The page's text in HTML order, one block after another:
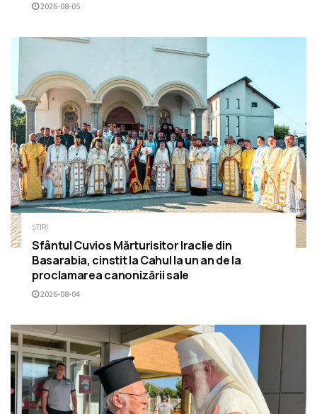
2026-08-05
ȘTIRI
Sfântul Cuvios Mărturisitor Iraclie din
Basarabia, cinstit la Cahul la un an de la
proclamarea canonizării sale
2026-08-04